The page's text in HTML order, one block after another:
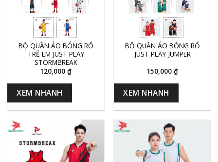
BỘ QUẦN ÁO BÓNG RỔ
TRẺ EM JUST PLAY
STORMBREAK
120,000 ₫
XEM NHANH
BỘ QUẦN ÁO BÓNG RỔ
JUST PLAY JUMPER
150,000 ₫
XEM NHANH